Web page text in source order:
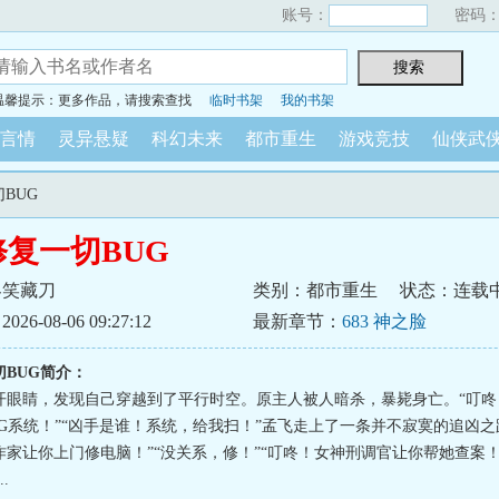
账号： 密码
馨提示：更多作品，请搜索查找 临时书架 我的书架
情 灵异悬疑 科幻未来 都市重生 游戏竞技 仙侠武
BUG
一切BUG
藏刀 类别：都市重生
状态：连载
08-06 09:27:12
最新章节： 683 神之脸
简介：
眼睛，发现自己穿越到了平行时空。原主人被人暗杀，暴毙身亡。“叮
系统！”“凶手是谁！系统，给我扫！”孟飞走上了一条并不寂寞的追凶
家让你上门修电脑！”“没关系，修！”“叮咚！女神刑调官让你帮她查案